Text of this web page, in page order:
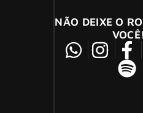
NÃO DEIXE O
VOCÊ!